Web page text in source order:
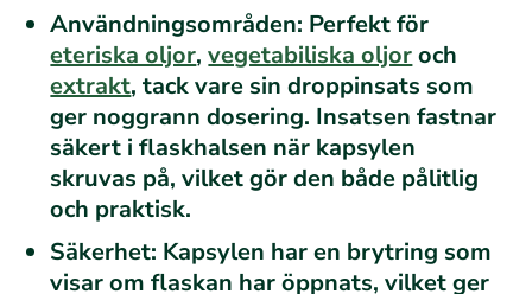
Användningsområden: Perfekt för
eteriska oljor,vegetabiliska oljoroch
extrakt, tack vare sin droppinsats som
ger noggrann dosering. Insatsen fastnar
säkert i flaskhalsen när kapsylen
skruvas på, vilket gör den både pålitlig
och praktisk.
Säkerhet: Kapsylen har en brytring som
visar om flaskan har öppnats, vilket ger